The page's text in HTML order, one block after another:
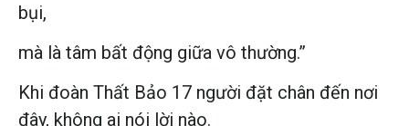
bụi,
mà là tâm bất động giữa vô thường.”
Khi đoàn Thất Bảo 17 người đặt chân đến nơi
đây, không ai nói lời nào.